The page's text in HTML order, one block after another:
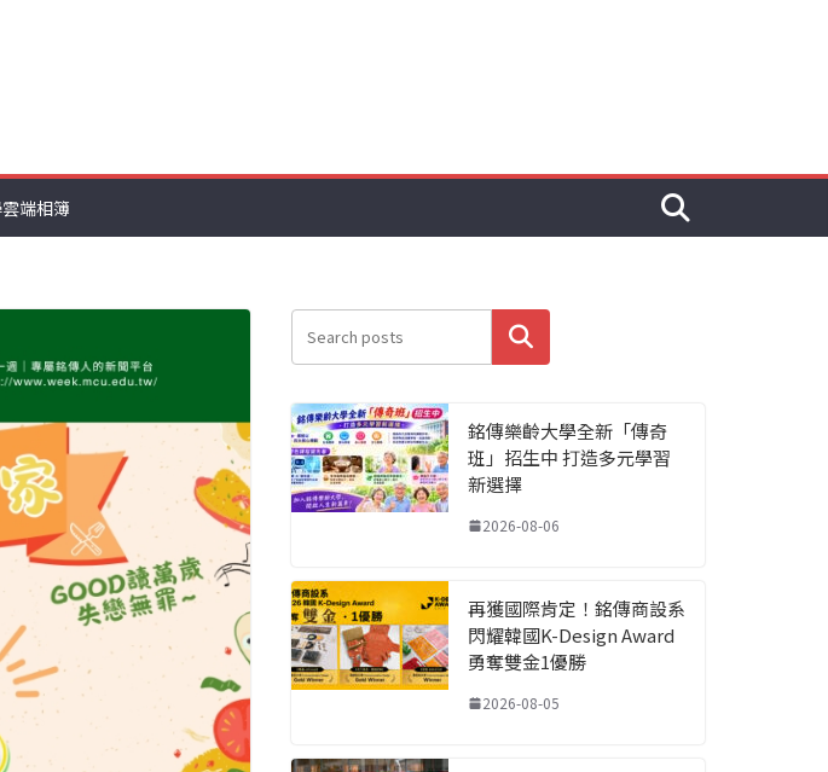
端相簿
搜尋
銘傳樂齡大學全新「傳奇
班」招生中 打造多元學習
新選擇
2026-08-06
再獲國際肯定！銘傳商設系
閃耀韓國K-Design Award
勇奪雙金1優勝
2026-08-05